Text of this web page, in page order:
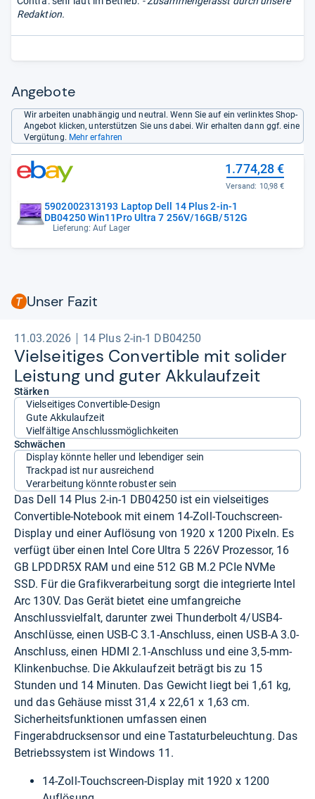
Redaktion.
Angebote
Wir arbeiten unabhängig und neutral. Wenn Sie auf ein verlinktes Shop-
Angebot klicken, unterstützen Sie uns dabei. Wir erhalten dann ggf. eine
Vergütung. Mehr erfahren
5902002313193 Laptop Dell 14 Plus 2-in-1
DB04250 Win11Pro Ultra 7 256V/16GB/512G
Lieferung: Auf Lager
1.774,28 €
Versand: 10,98 €
Unser Fazit
11.03.2026 14 Plus 2-in-1 DB04250
Viel­sei­ti­ges Con­ver­ti­ble mit soli­der
Leis­tung und guter Akku­lauf­zeit
Stärken
Vielseitiges Convertible-Design
Gute Akkulaufzeit
Vielfältige Anschlussmöglichkeiten
Schwächen
Display könnte heller und lebendiger sein
Trackpad ist nur ausreichend
Verarbeitung könnte robuster sein
Das Dell 14 Plus 2-in-1 DB04250 ist ein vielseitiges
Convertible-Notebook mit einem 14-Zoll-Touchscreen-
Display und einer Auflösung von 1920 x 1200 Pixeln. Es
verfügt über einen Intel Core Ultra 5 226V Prozessor, 16
GB LPDDR5X RAM und eine 512 GB M.2 PCIe NVMe
SSD. Für die Grafikverarbeitung sorgt die integrierte Intel
Arc 130V. Das Gerät bietet eine umfangreiche
Anschlussvielfalt, darunter zwei Thunderbolt 4/USB4-
Anschlüsse, einen USB-C 3.1-Anschluss, einen USB-A 3.0-
Anschluss, einen HDMI 2.1-Anschluss und eine 3,5-mm-
Klinkenbuchse. Die Akkulaufzeit beträgt bis zu 15
Stunden und 14 Minuten. Das Gewicht liegt bei 1,61 kg,
und das Gehäuse misst 31,4 x 22,61 x 1,63 cm.
Sicherheitsfunktionen umfassen einen
Fingerabdrucksensor und eine Tastaturbeleuchtung. Das
Betriebssystem ist Windows 11.
14-Zoll-Touchscreen-Display mit 1920 x 1200